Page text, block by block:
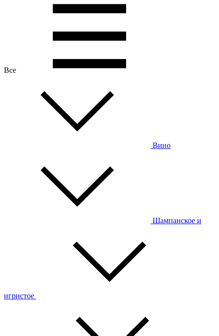
Все
Вино
Шампанское и
игристое